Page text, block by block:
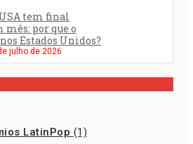
tem final
mês: por que o
Estados Unidos?
julho de 2026
LatinPop (1)